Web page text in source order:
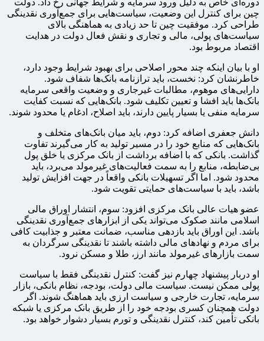
دوره‌ای خاص به دلیل ورود سرمایه و شرایط جهانی رخ داد. دولت
چین برای کنترل این وضعیت، سیاست‌هایی برای جمع‌آوری نقدینگی
طراحی کرد. موفقیت چین تا حد زیادی به هماهنگی بالای
سیاست‌های پولی، مالی و تجاری و نقش فعال دولت در هدایت
اقتصاد مربوط بود.
او با بیان اینکه چند محور اصلاحی برای بهبود شرایط وجود دارد،
خاطرنشان کرد: نخست، باید ترازنامه بانک‌ها شفاف شود.
دارایی‌های موهوم، مطالبات غیرجاری و وضعیت واقعی سرمایه
بانک‌ها باید افشا و تعیین تکلیف شود. بانک‌هایی که نسبت کفایت
سرمایه منفی یا بسیار پایین دارند، باید اصلاح، ادغام یا محدود شوند.
دانش جعفری اضافه کرد: دوم، باید میان بانک‌های متخلف و
بانک‌هایی که منابع خود را در مسیر تولید به کار می‌گیرند تفاوت
گذاشت. بانکی که با اضافه‌ برداشت از بانک مرکزی یا خلق پول
بی‌ضابطه، منابع را به سمت فعالیت‌های غیرمولد می‌برد، باید
محدود شود. اما اگر تسهیلات بانکی واقعاً در جهت افزایش تولید
باشد، باید با سیاست‌های حمایتی تقویت شود.
عضو هیات عالی بانک مرکزی افزود: سوم، انتشار اوراق مالی
اسلامی مانند صکوک می‌تواند یکی از ابزارهای جمع‌آوری نقدینگی
باشد. این اوراق باید بازدهی مناسب، ضمانت معتبر و جذابیت کافی
برای مردم و نهادهای مالی داشته باشند تا نقدینگی سرگردان به
سمت بازارهای غیرمولد مانند ارز، طلا و مسکن نرود.
او دربار پیشنهاد چهارم نیز گفت: کنترل نقدینگی فقط با سیاست
پولی ممکن نیست. سیاست مالی دولت، بودجه، نظام بانکی، بازار
سرمایه، تجارت خارجی و سیاست ارزی باید هماهنگ شوند. اگر
دولت همچنان کسری بودجه خود را از طریق بانک مرکزی یا شبکه
بانکی تأمین کند، کنترل نقدینگی و تورم بسیار دشوار خواهد بود.